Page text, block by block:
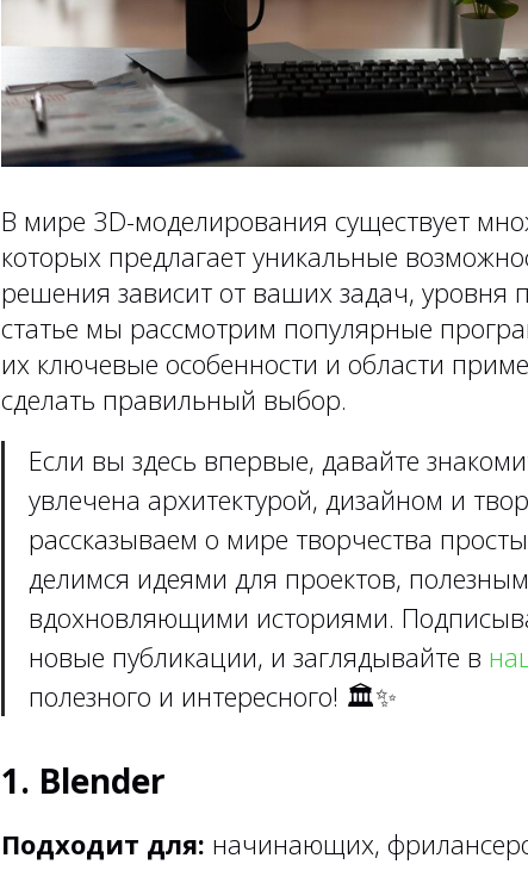
В мире 3D-моделирования существует
которых предлагает уникальные
решения зависит от ваших задач, уровня
статье мы рассмотрим популярные
их ключевые особенности и области
сделать правильный выбор.
Если вы здесь впервые, давайте
увлечена архитектурой, дизайном и
рассказываем о мире творчества
делимся идеями для проектов,
вдохновляющими историями.
новые публикации, и заглядывайте в
полезного и интересного! 🏛✨
1. Blender
Подходит для: начинающих,